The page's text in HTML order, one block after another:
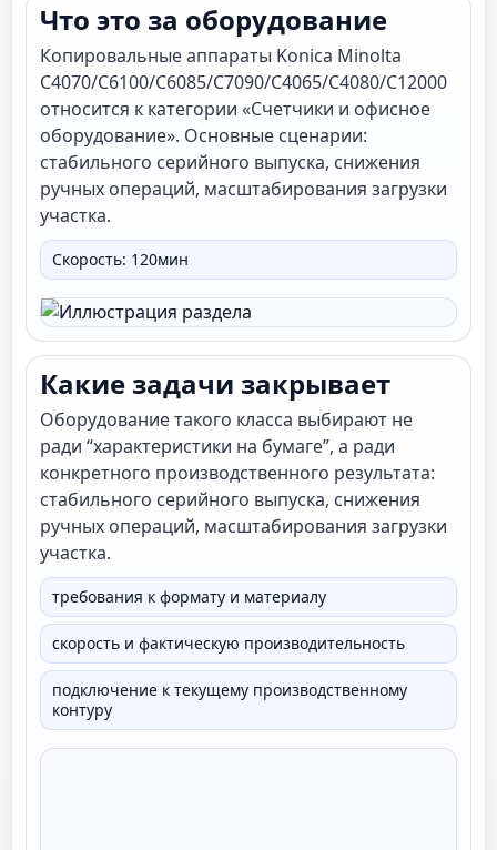
Что это за оборудование
Копировальные аппараты Konica Minolta
C4070/C6100/C6085/C7090/C4065/C4080/C12000
относится к категории «Счетчики и офисное
оборудование». Основные сценарии:
стабильного серийного выпуска, снижения
ручных операций, масштабирования загрузки
участка.
Скорость: 120мин
Какие задачи закрывает
Оборудование такого класса выбирают не
ради “характеристики на бумаге”, а ради
конкретного производственного результата:
стабильного серийного выпуска, снижения
ручных операций, масштабирования загрузки
участка.
требования к формату и материалу
скорость и фактическую производительность
подключение к текущему производственному
контуру